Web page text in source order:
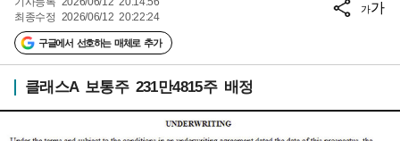
최종수정 2026/06/12 20:22:24
구글에서 선호하는 매체로 추가
가가
클래스A 보통주 231만4815주 배정